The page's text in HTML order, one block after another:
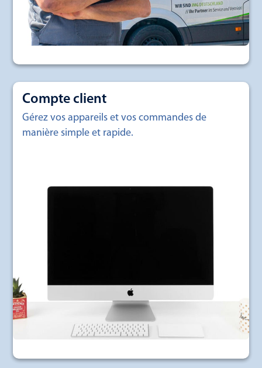
Compte client
Gérez vos appareils et vos commandes de
manière simple et rapide.